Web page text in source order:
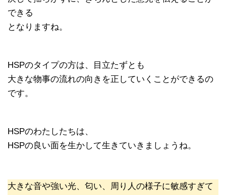
できる
となりますね。
HSPのタイプの方は、目立たずとも
大きな物事の流れの向きを正していくことができるの
です。
HSPのわたしたちは、
HSPの良い面を生かして生きていきましょうね。
大きな音や強い光、匂い、周り人の様子に敏感すぎて